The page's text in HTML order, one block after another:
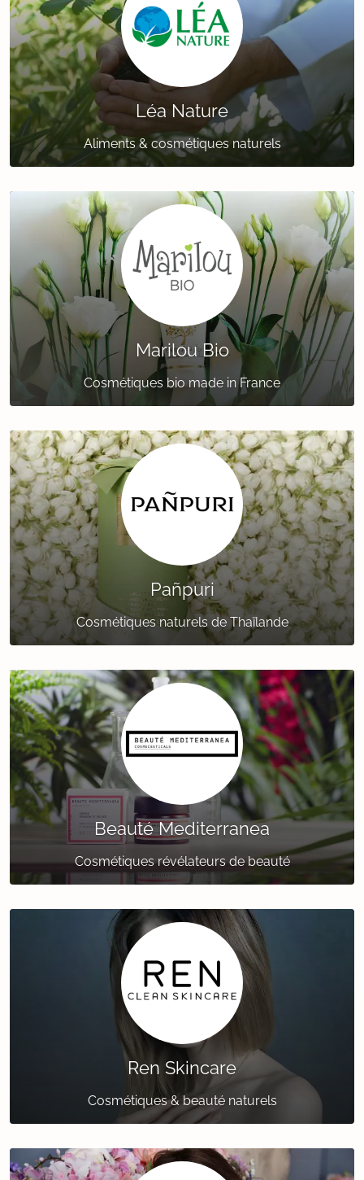
Léa Nature
Aliments & cosmétiques naturels
Marilou Bio
Cosmétiques bio made in France
Pañpuri
Cosmétiques naturels de Thaïlande
Beauté Mediterranea
Cosmétiques révélateurs de beauté
Ren Skincare
Cosmétiques & beauté naturels